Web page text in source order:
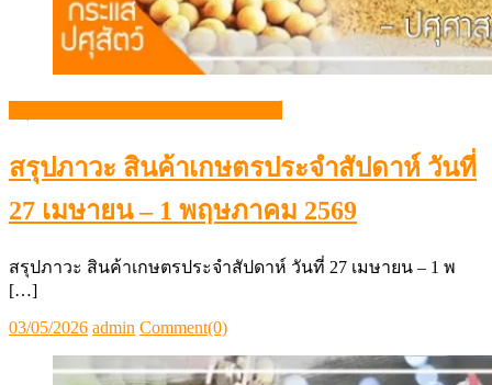
สรุปภาวะ สินค้าเกษตรประจำสัปดาห์ วันที่ 27 เมษายน – 1 พ
Posted
on
03/05/2026Author
admin Comment(0)